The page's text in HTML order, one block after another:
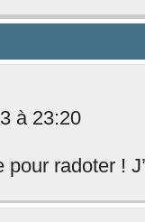
à 23:20
radoter !